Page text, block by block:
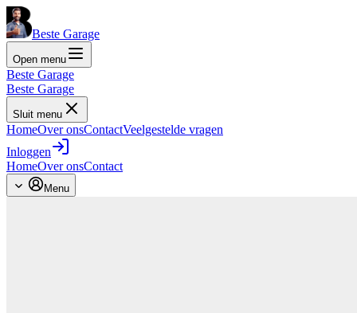
Beste Garage
Open menu
Beste Garage
Beste Garage
Sluit menu
HomeOver onsContactVeelgestelde vragen
Inloggen
HomeOver onsContact
Menu